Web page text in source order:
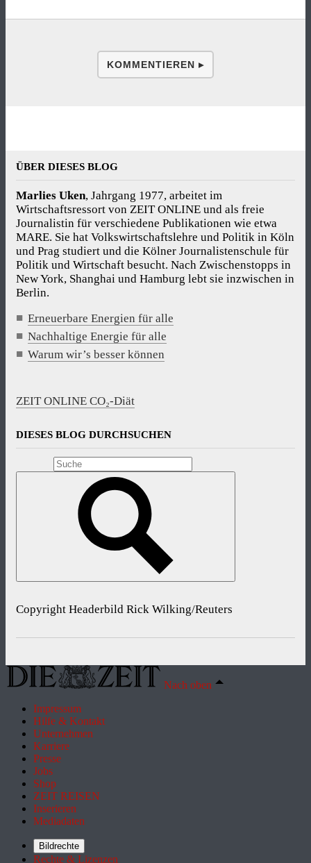
KOMMENTIEREN ▸
ÜBER DIESES BLOG
Marlies Uken, Jahrgang 1977, arbeitet im
Wirtschaftsressort von ZEIT ONLINE und als freie
Journalistin für verschiedene Publikationen wie etwa
MARE. Sie hat Volkswirtschaftslehre und Politik in Köln
und Prag studiert und die Kölner Journalistenschule für
Politik und Wirtschaft besucht. Nach Zwischenstopps in
New York, Shanghai und Hamburg lebt sie inzwischen in
Berlin.
Erneuerbare Energien für alle
Nachhaltige Energie für alle
Warum wir’s besser können
ZEIT ONLINE CO₂-Diät
DIESES BLOG DURCHSUCHEN
Copyright Headerbild Rick Wilking/Reuters
Nach oben
Impressum
Hilfe & Kontakt
Unternehmen
Karriere
Presse
Jobs
Shop
ZEIT REISEN
Inserieren
Mediadaten
Bildrechte
Rechte & Lizenzen